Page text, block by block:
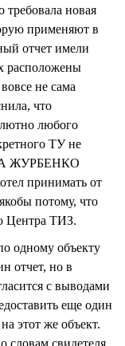
новая
применяют в
отчет имели
расположены
не сама
что
любого
ТУ не
А ЖУРБЕНКО
принимать от
потому, что
Центра ТИЗ.
одному объекту
отчет, но в
с выводами
еще один
этот же объект.